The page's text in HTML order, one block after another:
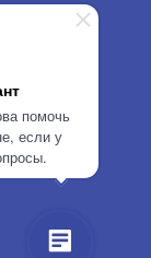
помочь
если у